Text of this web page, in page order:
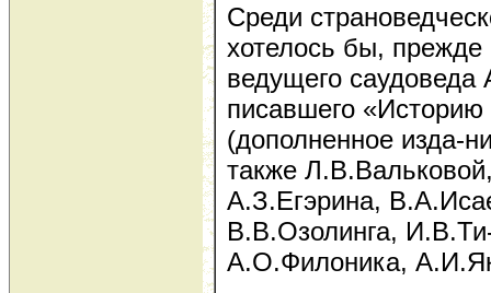
Среди
хотелось бы, прежде
ведущего
писавшего
(дополненное изда-
также
А.З.Егэрина,
В.В.Озолинга,
А.О.Филоника,